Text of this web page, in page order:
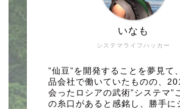
システマライフハッカー
いなも
”仙豆”を開発することを夢見て
品会社で働いていたものの、
会ったロシアの武術”システマ”
の糸口があると感銘し、勝手に